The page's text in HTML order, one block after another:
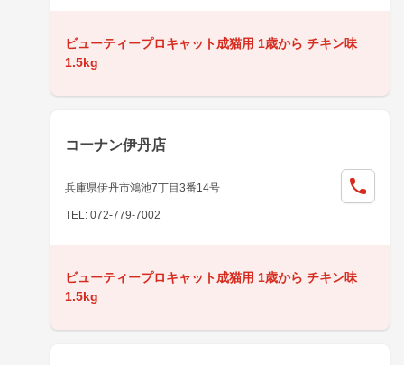
ビューティープロキャット成猫用 1歳から チキン味
1.5kg
コーナン伊丹店
兵庫県伊丹市鴻池7丁目3番14号
TEL: 072-779-7002
ビューティープロキャット成猫用 1歳から チキン味
1.5kg